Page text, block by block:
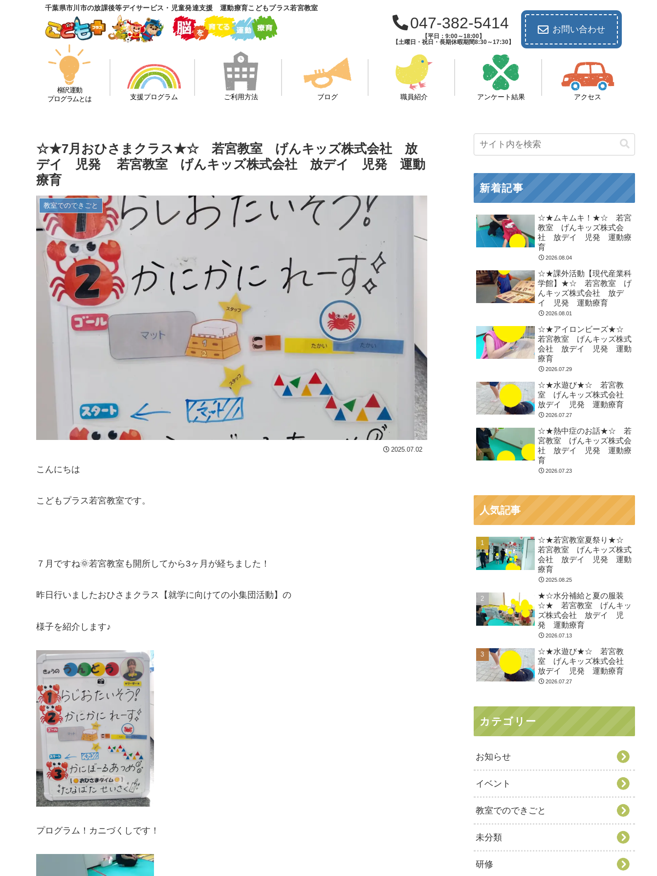
千葉県市川市の放課後等デイサービス・児童発達支援 運動療育こどもプラス若宮教室
047-382-5414
【平日：9:00～18:00】
【土曜日・祝日・長期休暇期間8:30～17:30】
お問い合わせ
柳沢運動
プログラムとは
支援プログラム ご利用方法 ブログ 職員紹介 アンケート結果 アクセス
☆★7月おひさまクラス★☆ 若宮教室 げんキッズ株式会社 放
デイ 児発 若宮教室 げんキッズ株式会社 放デイ 児発 運動
療育
教室でのできごと
2025.07.02
こんにちは
こどもプラス若宮教室です。
７月ですね🌞若宮教室も開所してから3ヶ月が経ちました！
昨日行いましたおひさまクラス【就学に向けての小集団活動】の
様子を紹介します♪
プログラム！カニづくしです！
新着記事
☆★ムキムキ！★☆ 若宮
教室 げんキッズ株式会
社 放デイ 児発 運動療
育
2026.08.04
☆★課外活動【現代産業科
学館】★☆ 若宮教室 げ
んキッズ株式会社 放デ
イ 児発 運動療育
2026.08.01
☆★アイロンビーズ★☆
若宮教室 げんキッズ株式
会社 放デイ 児発 運動
療育
2026.07.29
☆★水遊び★☆ 若宮教
室 げんキッズ株式会社
放デイ 児発 運動療育
2026.07.27
☆★熱中症のお話★☆ 若
宮教室 げんキッズ株式会
社 放デイ 児発 運動療
育
2026.07.23
人気記事
☆★若宮教室夏祭り★☆
若宮教室 げんキッズ株式
会社 放デイ 児発 運動
療育
2025.08.25
★☆水分補給と夏の服装
☆★ 若宮教室 げんキッ
ズ株式会社 放デイ 児
発 運動療育
2026.07.13
☆★水遊び★☆ 若宮教
室 げんキッズ株式会社
放デイ 児発 運動療育
2026.07.27
カテゴリー
お知らせ
イベント
教室でのできごと
未分類
研修